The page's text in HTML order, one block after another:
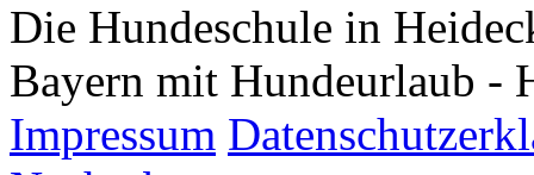
Die Hundeschule in
Bayern mit Hundeurlaub -
Impressum